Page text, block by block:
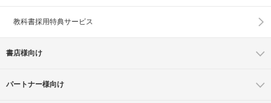
教科書採用特典サービス
書店様向け
パートナー様向け